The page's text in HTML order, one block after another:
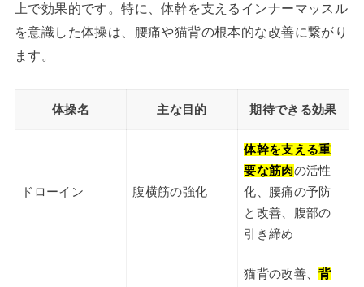
上で効果的です。特に、体幹を支えるインナーマッスル
を意識した体操は、腰痛や猫背の根本的な改善に繋がり
ます。
体操名 主な目的 期待できる効果
ドローイン 腹横筋の強化
体幹を支える重
要な筋肉の活性
化、腰痛の予防
と改善、腹部の
引き締め
猫背の改善、背